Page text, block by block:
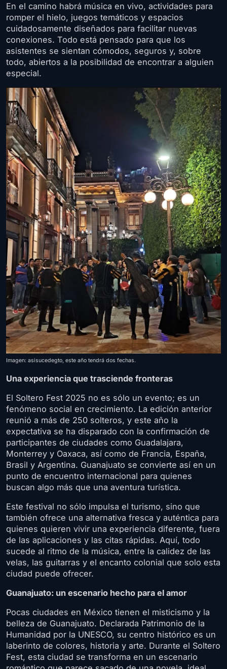
En el camino habrá música en vivo, actividades para
romper el hielo, juegos temáticos y espacios
cuidadosamente diseñados para facilitar nuevas
conexiones. Todo está pensado para que los
asistentes se sientan cómodos, seguros y, sobre
todo, abiertos a la posibilidad de encontrar a alguien
especial.
Imagen: asisucedegto, este año tendrá dos fechas.
Una experiencia que trasciende fronteras
El Soltero Fest 2025 no es sólo un evento; es un
fenómeno social en crecimiento. La edición anterior
reunió a más de 250 solteros, y este año la
expectativa se ha disparado con la confirmación de
participantes de ciudades como Guadalajara,
Monterrey y Oaxaca, así como de Francia, España,
Brasil y Argentina. Guanajuato se convierte así en un
punto de encuentro internacional para quienes
buscan algo más que una aventura turística.
Este festival no sólo impulsa el turismo, sino que
también ofrece una alternativa fresca y auténtica para
quienes quieren vivir una experiencia diferente, fuera
de las aplicaciones y las citas rápidas. Aquí, todo
sucede al ritmo de la música, entre la calidez de las
velas, las guitarras y el encanto colonial que solo esta
ciudad puede ofrecer.
Guanajuato: un escenario hecho para el amor
Pocas ciudades en México tienen el misticismo y la
belleza de Guanajuato. Declarada Patrimonio de la
Humanidad por la UNESCO, su centro histórico es un
laberinto de colores, historia y arte. Durante el Soltero
Fest, esta ciudad se transforma en un escenario